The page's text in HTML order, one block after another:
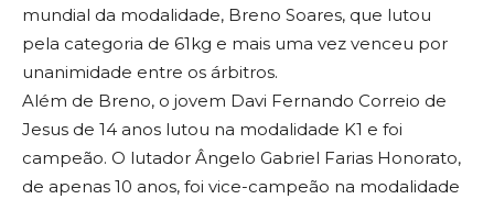
mundial da modalidade, Breno Soares, que lutou
pela categoria de 61kg e mais uma vez venceu por
unanimidade entre os árbitros.
Além de Breno, o jovem Davi Fernando Correio de
Jesus de 14 anos lutou na modalidade K1 e foi
campeão. O lutador Ângelo Gabriel Farias Honorato,
de apenas 10 anos, foi vice-campeão na modalidade